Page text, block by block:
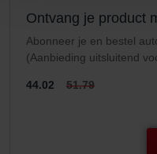
Zehnder Group
Zehnder Group Sales
Zehnder Group Schweiz
Ontvang je product
Abonneer je en bestel
(Aanbieding uitsluitend
44.02 51.79